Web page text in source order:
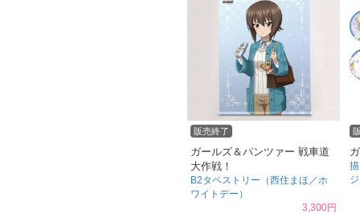
販売終了
ガールズ＆パンツァー 戦車道
大作戦！
B2タペストリー（西住まほ／ホ
ワイトデー）
3,300円